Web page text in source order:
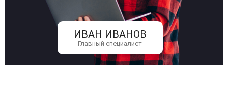
ИВАН ИВАНОВ
Главный специалист